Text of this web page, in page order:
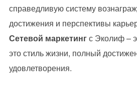
справедливую систему
достижения и перспективы
Сетевой маркетингс Эколиф –
это стиль жизни, полный
удовлетворения.